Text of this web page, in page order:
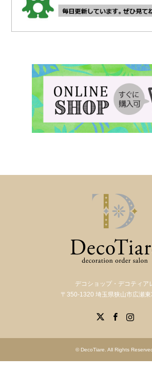
デコショップ・デコティア
〒350-1320 埼玉県狭山市広瀬
© DecoTiare . All Rights